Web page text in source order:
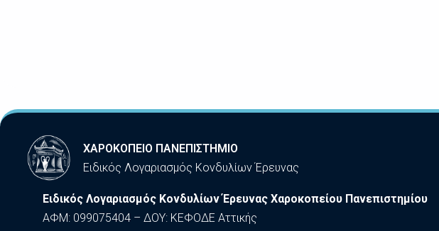
ΧΑΡΟΚΟΠΕΙΟ ΠΑΝΕΠΙΣΤΗΜΙΟ
Ειδικός Λογαριασμός Κονδυλίων Έρευνας
Ειδικός Λογαριασμός Κονδυλίων Έρευνας Χαροκοπείου Πανεπιστημίου
ΑΦΜ: 099075404 – ΔΟΥ: ΚΕΦΟΔΕ Αττικής